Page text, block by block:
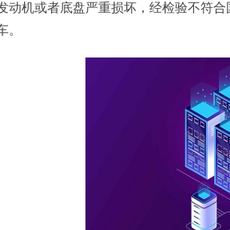
动机或者底盘严重损坏，经检验不符
。